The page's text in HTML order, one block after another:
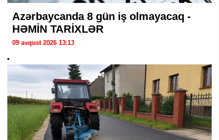
Azərbaycanda 8 gün iş olmayacaq -
HƏMİN TARİXLƏR
09 avqust 2026 13:13